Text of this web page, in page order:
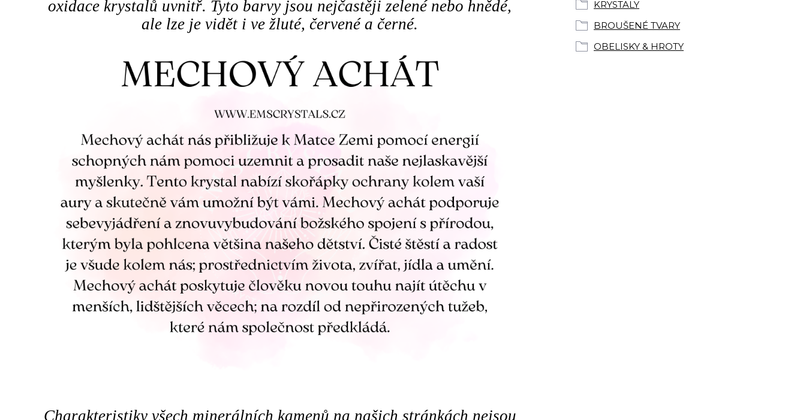
oxidace krystalů uvnitř. Tyto barvy jsou nejčastěji zelené nebo hnědé,
ale lze je vidět i ve žluté, červené a černé.
Charakteristiky všech minerálních kamenů na našich stránkách nejsou
KRYSTALY
BROUŠENÉ TVARY
OBELISKY & HROTY